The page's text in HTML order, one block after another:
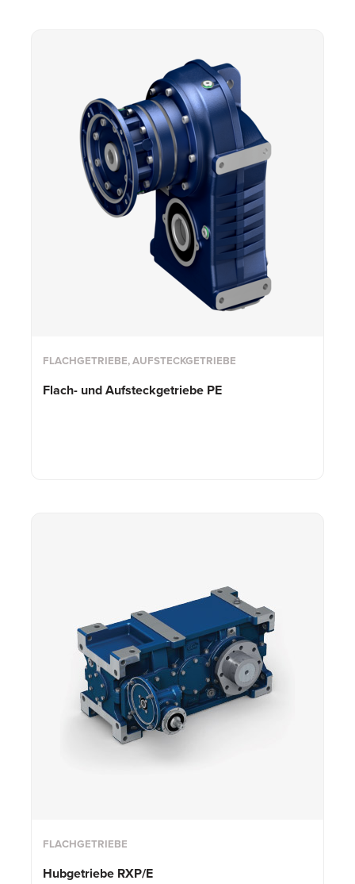
FLACHGETRIEBE, AUFSTECKGETRIEBE
Flach- undAufsteckgetriebe PE
FLACHGETRIEBE
Hubgetriebe RXP/E